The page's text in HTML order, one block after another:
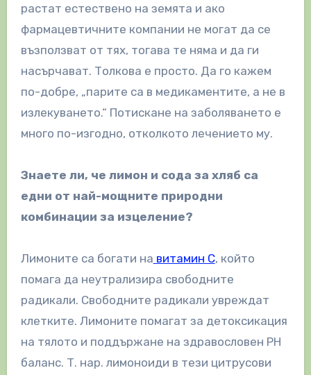
растат естествено на земята и ако
фармацевтичните компании не могат да се
възползват от тях, тогава те няма и да ги
насърчават. Толкова е просто. Да го кажем
по-добре, „парите са в медикаментите, а не в
излекуването.“ Потискане на заболяването е
много по-изгодно, отколкото лечението му.
Знаете ли, че лимон и сода за хляб са
едни от най-мощните природни
комбинации за изцеление?
Лимоните са богати на витамин С, който
помага да неутрализира свободните
радикали. Свободните радикали увреждат
клетките. Лимоните помагат за детоксикация
на тялото и поддържане на здравословен PH
баланс. Т. нар. лимоноиди в тези цитрусови